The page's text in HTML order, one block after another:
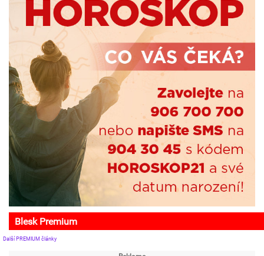
Blesk Premium
Další PREMIUM články